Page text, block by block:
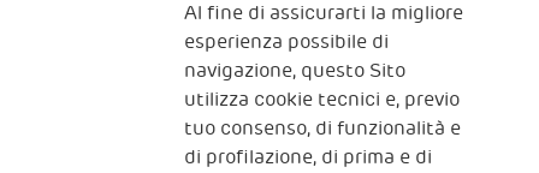
Iscriviti alla newsletter
Fondazione
The Human Safety Net
Al fine di assicurarti la migliore
esperienza possibile di
navigazione, questo Sito
utilizza cookie tecnici e, previo
tuo consenso, di funzionalità e
di profilazione, di prima e di